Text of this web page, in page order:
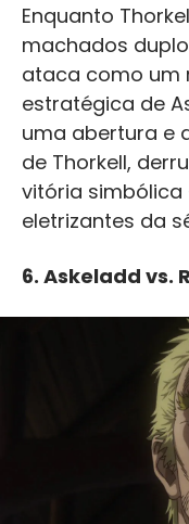
Enquanto
machados
ataca como um
estratégica de
uma abertura e
de Thorkell,
vitória simbólica
eletrizantes da
Askeladd vs.